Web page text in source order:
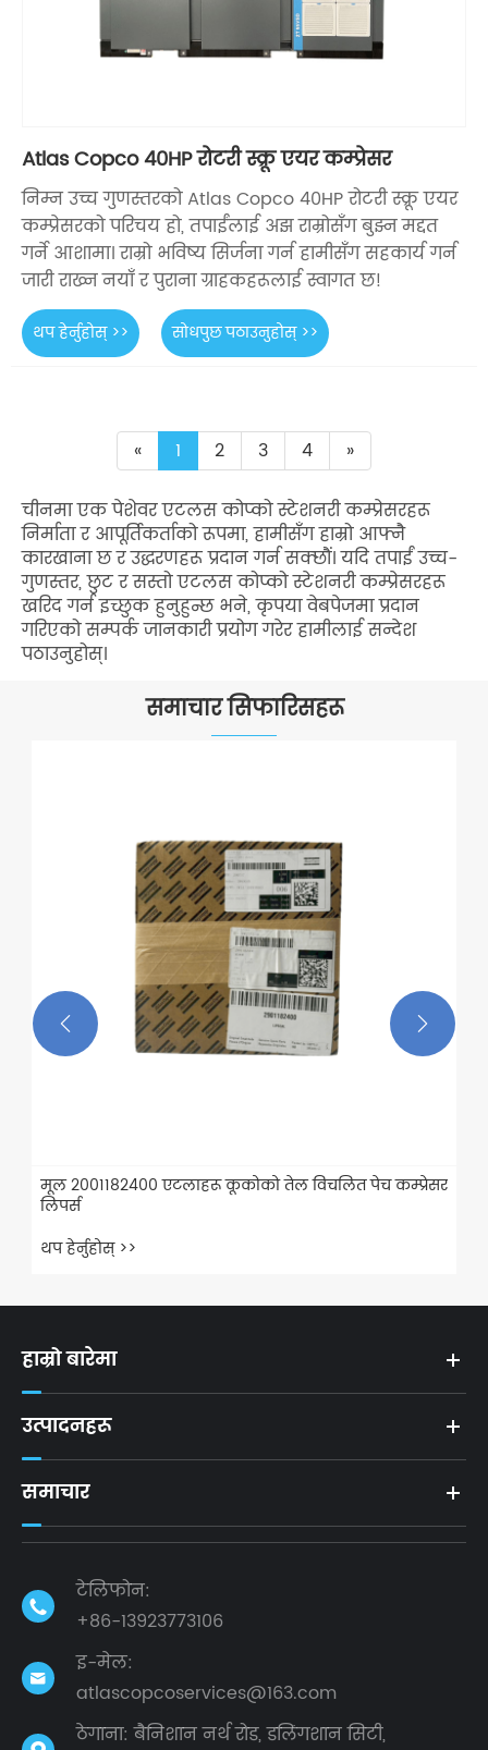
Atlas Copco 40HP रोटरी स्क्रू एयर कम्प्रेसर
निम्न उच्च गुणस्तरको Atlas Copco 40HP रोटरी स्क्रू एयर
कम्प्रेसरको परिचय हो, तपाईंलाई अझ राम्रोसँग बुझ्न मद्दत
गर्ने आशामा। राम्रो भविष्य सिर्जना गर्न हामीसँग सहकार्य गर्न
जारी राख्न नयाँ र पुराना ग्राहकहरूलाई स्वागत छ!
थप हेर्नुहोस् >> सोधपुछ पठाउनुहोस् >>
« 1 2 3 4 »
चीनमा एक पेशेवर एटलस कोप्को स्टेशनरी कम्प्रेसरहरू
निर्माता र आपूर्तिकर्ताको रूपमा, हामीसँग हाम्रो आफ्नै
कारखाना छ र उद्धरणहरू प्रदान गर्न सक्छौं। यदि तपाईं उच्च-
गुणस्तर, छुट र सस्तो एटलस कोप्को स्टेशनरी कम्प्रेसरहरू
खरिद गर्न इच्छुक हुनुहुन्छ भने, कृपया वेबपेजमा प्रदान
गरिएको सम्पर्क जानकारी प्रयोग गरेर हामीलाई सन्देश
पठाउनुहोस्।
समाचार सिफारिसहरू
थप हेर्नुहोस् >>
 
हाम्रो बारेमा
उत्पादनहरू
समाचार

टेलिफोन:
+86-13923773106

इ-मेल:
atlascopcoservices@163.com
ठेगाना: बैनिशान नर्थ रोड, डलिंगशान सिटी,